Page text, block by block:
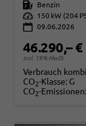
Kraftstoff
Benzin
Leistung
150 kW (204
09.06.2026
46.290,– €
incl. 19% MwSt.
Verbrauch
CO2-Klasse: G
CO2-Emissionen: